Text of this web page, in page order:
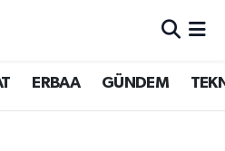
ERBAA GÜNDEM